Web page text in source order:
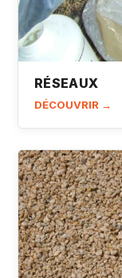
RÉSEAUX
DÉCOUVRIR →